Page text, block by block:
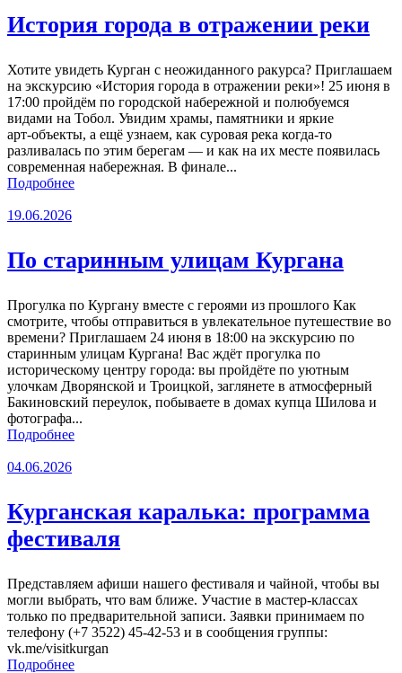
История города в отражении реки
Хотите увидеть Курган с неожиданного ракурса? Приглашаем
на экскурсию «История города в отражении реки»! 25 июня в
17:00 пройдём по городской набережной и полюбуемся
видами на Тобол. Увидим храмы, памятники и яркие
арт‑объекты, а ещё узнаем, как суровая река когда-то
разливалась по этим берегам — и как на их месте появилась
современная набережная. В финале...
Подробнее
19.06.2026
По старинным улицам Кургана
Прогулка по Кургану вместе с героями из прошлого Как
смотрите, чтобы отправиться в увлекательное путешествие во
времени? Приглашаем 24 июня в 18:00 на экскурсию по
старинным улицам Кургана! Вас ждёт прогулка по
историческому центру города: вы пройдёте по уютным
улочкам Дворянской и Троицкой, заглянете в атмосферный
Бакиновский переулок, побываете в домах купца Шилова и
фотографа...
Подробнее
04.06.2026
Курганская каралька: программа
фестиваля
Представляем афиши нашего фестиваля и чайной, чтобы вы
могли выбрать, что вам ближе. Участие в мастер-классах
только по предварительной записи. Заявки принимаем по
телефону (+7 3522) 45‑42‑53 и в сообщения группы:
vk.me/visitkurgan
Подробнее